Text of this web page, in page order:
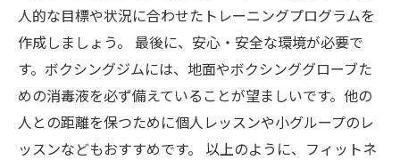
人的な目標や状況に合わせたトレーニングプログラムを
作成しましょう。 最後に、安心・安全な環境が必要で
す。ボクシングジムには、地面やボクシンググローブた
めの消毒液を必ず備えていることが望ましいです。他の
人との距離を保つために個人レッスンや小グループのレ
ッスンなどもおすすめです。 以上のように、フィットネ